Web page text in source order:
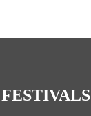
FESTIVALS